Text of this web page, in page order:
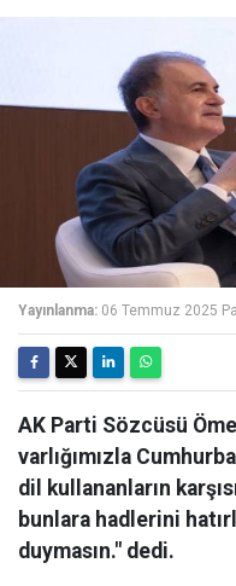
Yayınlanma: 06 Temmuz 2025
AK Parti Sözcüsü
varlığımızla
dil kullananların
bunlara hadlerini
duymasın." dedi.